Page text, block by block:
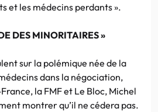
et les médecins perdants ».
DES MINORITAIRES »
sur la polémique née de la
dans la négociation,
la FMF et Le Bloc, Michel
montrer qu’il ne cédera pas.